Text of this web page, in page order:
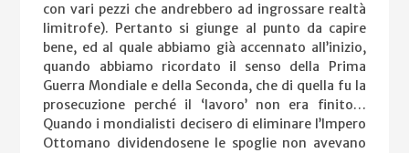
con vari pezzi che andrebbero ad ingrossare realtà
limitrofe). Pertanto si giunge al punto da capire
bene, ed al quale abbiamo già accennato all’inizio,
quando abbiamo ricordato il senso della Prima
Guerra Mondiale e della Seconda, che di quella fu la
prosecuzione perché il ‘lavoro’ non era finito…
Quando i mondialisti decisero di eliminare l’Impero
Ottomano dividendosene le spoglie non avevano